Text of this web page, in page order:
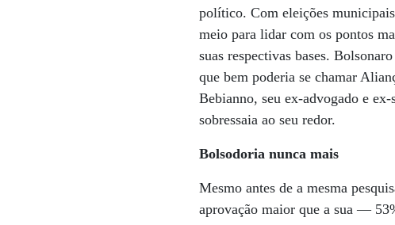
político. Com eleições
meio para lidar com os pontos
suas respectivas bases.
que bem poderia se chamar
Bebianno, seu ex-advogado e
sobressaia ao seu redor.
Bolsodoria nunca mais
Mesmo antes de a mesma
aprovação maior que a sua —